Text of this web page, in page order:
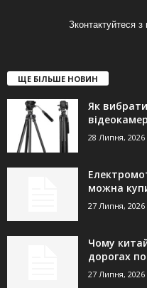
Зконтактуйтеся з
ЩЕ БІЛЬШЕ НОВИН
Як
28 Липня, 2026
можна
27 Липня, 2026
Чому
дорогах
27 Липня, 2026